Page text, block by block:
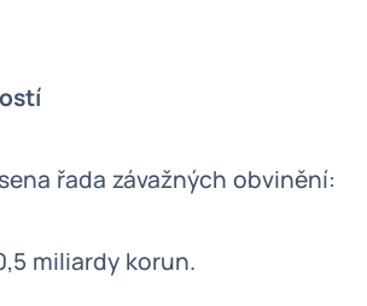
řada závažných obvinění:
miliardy korun.